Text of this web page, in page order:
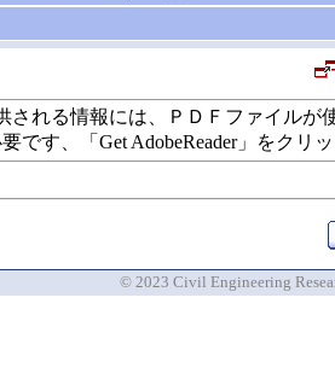
される情報には、ＰＤＦファイル
要です、「Get AdobeReader」をク
© 2023 Civil Engineering